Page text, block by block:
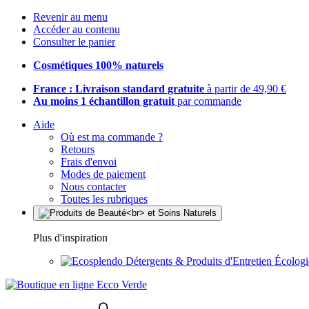
Revenir au menu
Accéder au contenu
Consulter le panier
Cosmétiques 100% naturels
France : Livraison standard gratuite à partir de 49,90 €
Au moins 1 échantillon gratuit par commande
Aide
Où est ma commande ?
Retours
Frais d'envoi
Modes de paiement
Nous contacter
Toutes les rubriques
Plus d'inspiration
Détergents & Produits d'Entretien